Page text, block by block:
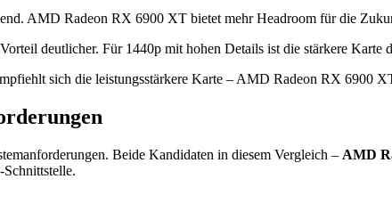
AMD Radeon RX 6900 XT bietet mehr Headroom für die
deutlicher. Für 1440p mit hohen Details ist die stärkere Karte
sich die leistungsstärkere Karte – AMD Radeon RX 6900
Beide Kandidaten in diesem Vergleich – AMD